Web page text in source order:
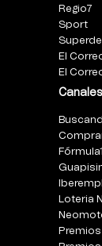
Regio7
Sport
El
El
Fórmula1
Loteria